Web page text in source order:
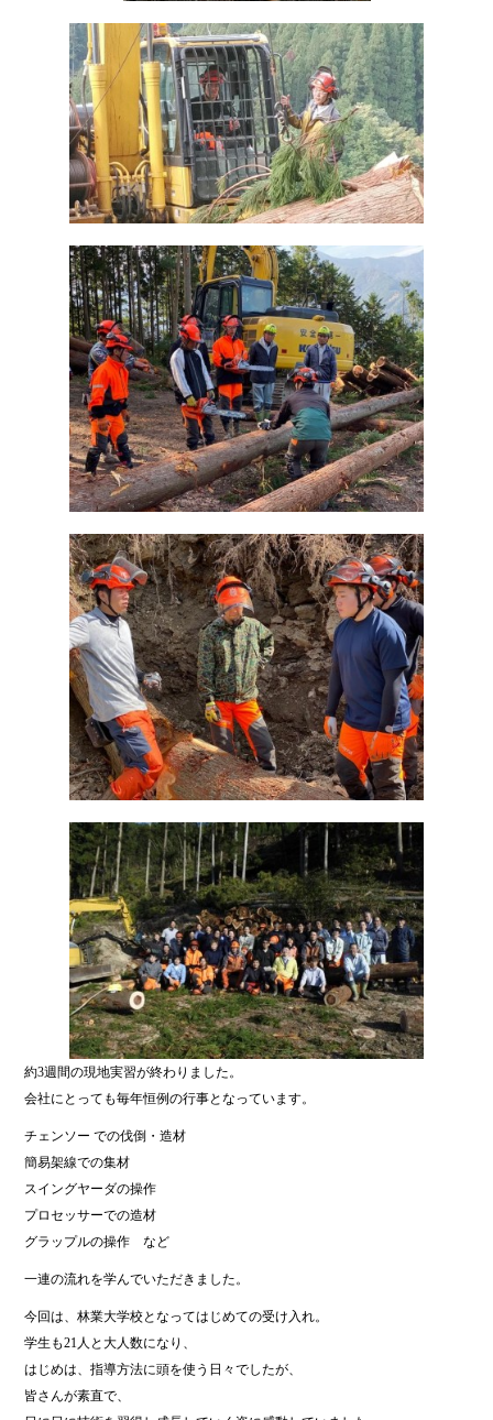
約3週間の現地実習が終わりました。
会社にとっても毎年恒例の行事となっています。
チェンソー での伐倒・造材
簡易架線での集材
スイングヤーダの操作
プロセッサーでの造材
グラップルの操作 など
一連の流れを学んでいただきました。
今回は、林業大学校となってはじめての受け入れ。
学生も21人と大人数になり、
はじめは、指導方法に頭を使う日々でしたが、
皆さんが素直で、